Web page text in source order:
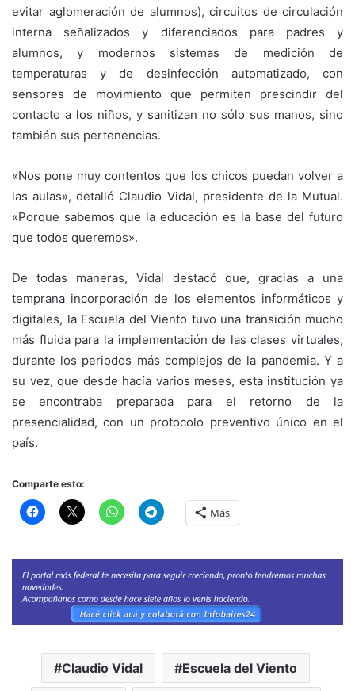
evitar aglomeración de alumnos), circuitos de circulación
interna señalizados y diferenciados para padres y
alumnos, y modernos sistemas de medición de
temperaturas y de desinfección automatizado, con
sensores de movimiento que permiten prescindir del
contacto a los niños, y sanitizan no sólo sus manos, sino
también sus pertenencias.
«Nos pone muy contentos que los chicos puedan volver a
las aulas», detalló Claudio Vidal, presidente de la Mutual.
«Porque sabemos que la educación es la base del futuro
que todos queremos».
De todas maneras, Vidal destacó que, gracias a una
temprana incorporación de los elementos informáticos y
digitales, la Escuela del Viento tuvo una transición mucho
más fluida para la implementación de las clases virtuales,
durante los periodos más complejos de la pandemia. Y a
su vez, que desde hacía varios meses, esta institución ya
se encontraba preparada para el retorno de la
presencialidad, con un protocolo preventivo único en el
país.
Comparte esto:
Más
Claudio Vidal Escuela del Viento